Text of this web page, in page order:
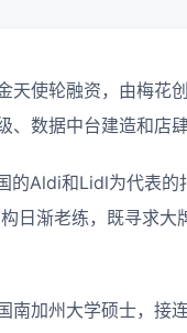
天使轮融资，由梅花
数据中台建造和店肆
Aldi和Lidl为代表的
日渐老练，既寻求
南加州大学硕士，接